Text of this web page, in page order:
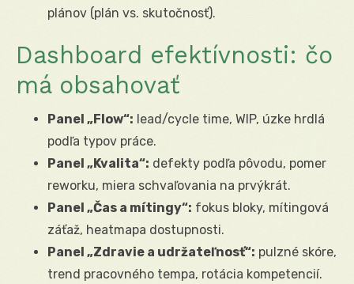
plánov (plán vs. skutočnosť).
Dashboard efektívnosti: čo
má obsahovať
Panel „Flow“: lead/cycle time, WIP, úzke hrdlá
podľa typov práce.
Panel „Kvalita“: defekty podľa pôvodu, pomer
reworku, miera schvaľovania na prvýkrát.
Panel „Čas a mítingy“: fokus bloky, mítingová
záťaž, heatmapa dostupnosti.
Panel „Zdravie a udržateľnosť“: pulzné skóre,
trend pracovného tempa, rotácia kompetencií.